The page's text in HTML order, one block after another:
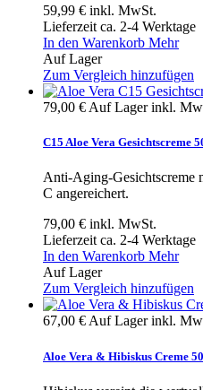
59,99 € inkl. MwSt.
Lieferzeit ca. 2-4 Werktage
In den Warenkorb Mehr
Auf Lager
Zum Vergleich hinzufügen
79,00 € Auf Lagerinkl.
C15 Aloe Vera Gesichtscreme
Anti-Aging-Gesichtscreme
C angereichert.
79,00 € inkl. MwSt.
Lieferzeit ca. 2-4 Werktage
In den Warenkorb Mehr
Auf Lager
Zum Vergleich hinzufügen
67,00 €Auf Lagerinkl.
Aloe Vera & Hibiskus Creme